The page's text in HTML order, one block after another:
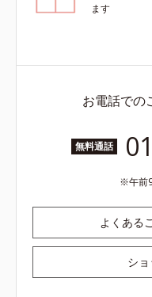
ます
お電話での
無料通話
午前
よくある
シ